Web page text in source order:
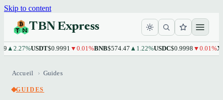
Skip to content
TBN Express
USDT$0.9991▼0.01%BNB$574.47▲1.22%USDC$0.9998▼0.01%XRP
Accueil › Guides
GUIDES